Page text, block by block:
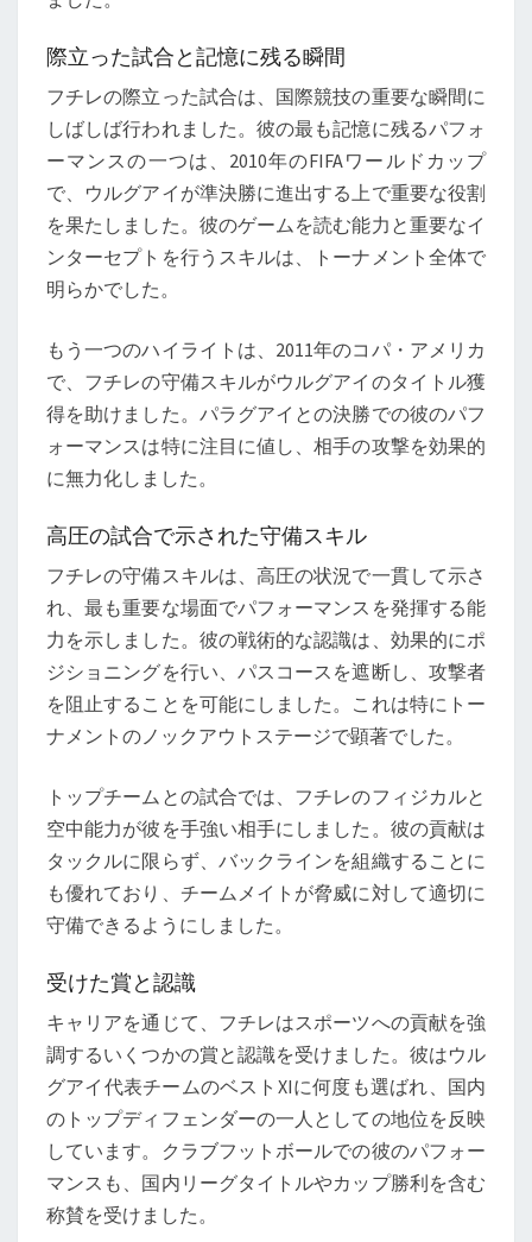
際立った試合と記憶に残る瞬間
フチレの際立った試合は、国際競技の重要な瞬間に
しばしば行われました。彼の最も記憶に残るパフォ
ーマンスの一つは、2010年のFIFAワールドカップ
で、ウルグアイが準決勝に進出する上で重要な役割
を果たしました。彼のゲームを読む能力と重要なイ
ンターセプトを行うスキルは、トーナメント全体で
明らかでした。
もう一つのハイライトは、2011年のコパ・アメリカ
で、フチレの守備スキルがウルグアイのタイトル獲
得を助けました。パラグアイとの決勝での彼のパフ
ォーマンスは特に注目に値し、相手の攻撃を効果的
に無力化しました。
高圧の試合で示された守備スキル
フチレの守備スキルは、高圧の状況で一貫して示さ
れ、最も重要な場面でパフォーマンスを発揮する能
力を示しました。彼の戦術的な認識は、効果的にポ
ジショニングを行い、パスコースを遮断し、攻撃者
を阻止することを可能にしました。これは特にトー
ナメントのノックアウトステージで顕著でした。
トップチームとの試合では、フチレのフィジカルと
空中能力が彼を手強い相手にしました。彼の貢献は
タックルに限らず、バックラインを組織することに
も優れており、チームメイトが脅威に対して適切に
守備できるようにしました。
受けた賞と認識
キャリアを通じて、フチレはスポーツへの貢献を強
調するいくつかの賞と認識を受けました。彼はウル
グアイ代表チームのベストXIに何度も選ばれ、国内
のトップディフェンダーの一人としての地位を反映
しています。クラブフットボールでの彼のパフォー
マンスも、国内リーグタイトルやカップ勝利を含む
称賛を受けました。